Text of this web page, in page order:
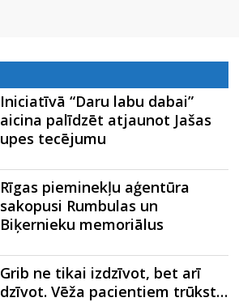
Iniciatīvā “Daru labu dabai”
aicina palīdzēt atjaunot Jašas
upes tecējumu
Rīgas pieminekļu aģentūra
sakopusi Rumbulas un
Biķernieku memoriālus
Grib ne tikai izdzīvot, bet arī
dzīvot. Vēža pacientiem trūkst…